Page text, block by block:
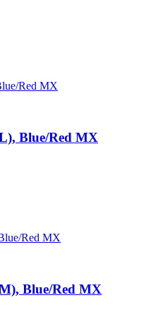
Blue/Red MX
Blue/Red MX